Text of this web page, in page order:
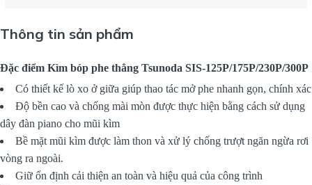
Thông tin sản phẩm
Đặc điểm Kìm bóp phe thẳng Tsunoda SIS-125P/175P/230P/300P
Có thiết kế lò xo ở giữa giúp thao tác mở phe nhanh gọn, chính xác
Độ bền cao và chống mài mòn được thực hiện bằng cách sử dụng
dây đàn piano cho mũi kìm
Bề mặt mũi kìm được làm thon và xử lý chống trượt ngăn ngừa rơi
vòng ra ngoài.
Giữ ổn định cải thiện an toàn và hiệu quả của công trình